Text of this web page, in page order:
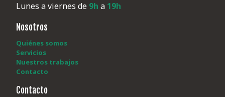
Lunes a viernes de 9h a 19h
Nosotros
Quiénes somos
Servicios
Nuestros trabajos
Contacto
Contacto